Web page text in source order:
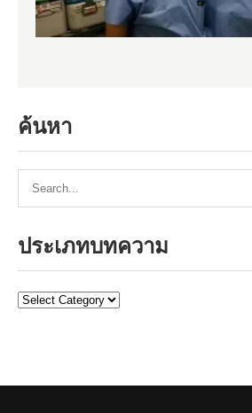
ค้นหา
ประเภทบทความ
ประเภท